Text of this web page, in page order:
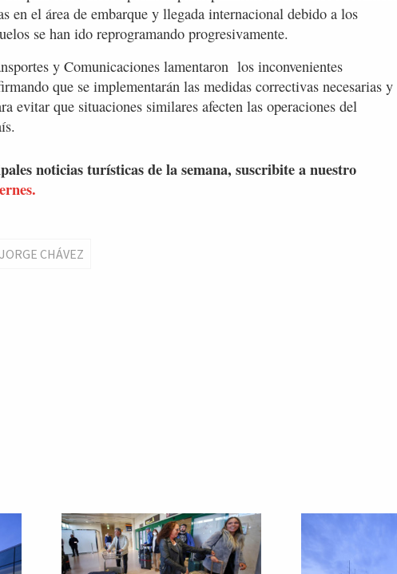
en el área de embarque y llegada internacional debido a los
se han ido reprogramando progresivamente.
y Comunicaciones lamentaron los inconvenientes
que se implementarán las medidas correctivas necesarias y
evitar que situaciones similares afecten las operaciones del
noticias turísticas de la semana, suscribite a nuestro
CHÁVEZ